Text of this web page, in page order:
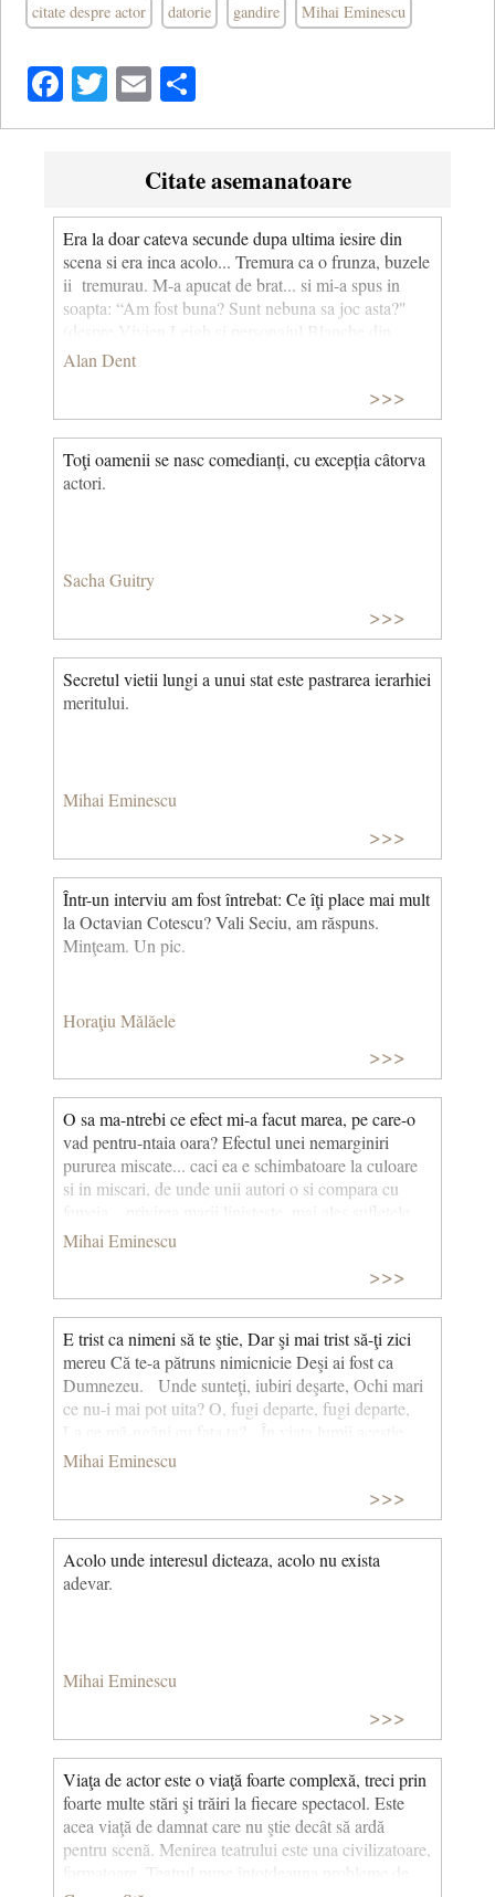
citate despre actor datorie gandire Mihai Eminescu
Facebook
Twitter
Email
Citate asemanatoare
Era la doar cateva secunde dupa ultima iesire din
scena si era inca acolo... Tremura ca o frunza, buzele
ii tremurau. M-a apucat de brat... si mi-a spus in
soapta: “Am fost buna? Sunt nebuna sa joc asta?"
(despre Vivien Leigh si personajul Blanche din
filmul Un tramvai numit dorinta) © CCC
Alan Dent
>>>
Toţi oamenii se nasc comedianți, cu excepția câtorva
actori.
Sacha Guitry
>>>
Secretul vietii lungi a unui stat este pastrarea ierarhiei
meritului.
Mihai Eminescu
>>>
Într-un interviu am fost întrebat: Ce îţi place mai mult
la Octavian Cotescu? Vali Seciu, am răspuns.
Minţeam. Un pic.
Horaţiu Mălăele
>>>
O sa ma-ntrebi ce efect mi-a facut marea, pe care-o
vad pentru-ntaia oara? Efectul unei nemarginiri
pururea miscate... caci ea e schimbatoare la culoare
si in miscari, de unde unii autori o si compara cu
femeia... privirea marii linisteste, mai ales sufletele
furtunoase.
Mihai Eminescu
>>>
E trist ca nimeni să te ştie, Dar şi mai trist să-ţi zici
mereu Că te-a pătruns nimicnicie Deşi ai fost ca
Dumnezeu. Unde sunteţi, iubiri deşarte, Ochi mari
ce nu-i mai pot uita? O, fugi departe, fugi departe,
La ce mă-ngâni cu faţa ta? În viaţa lumii acestie,
Ce-i fără capăt şi-nceput, În toată neagra veșnicie O
întuneric Şi amintirea ta dezmierd Până ce răsari…
un vis himeric, Abia răsari… şi iar te pierd. Ca la
un zvon ce lin adie Urechea țin, mereu ascult… Tot
mai puţină armonie… Pustiu din ce în ce mai mult.
Şi din comoara-mi de suspine, Cu amintiri, cu dor
Mihai Eminescu
>>>
Acolo unde interesul dicteaza, acolo nu exista
adevar.
Mihai Eminescu
>>>
Viaţa de actor este o viaţă foarte complexă, treci prin
foarte multe stări şi trăiri la fiecare spectacol. Este
acea viaţă de damnat care nu ştie decât să ardă
pentru scenă. Menirea teatrului este una civilizatoare,
formatoare. Teatrul pune întotdeauna probleme de